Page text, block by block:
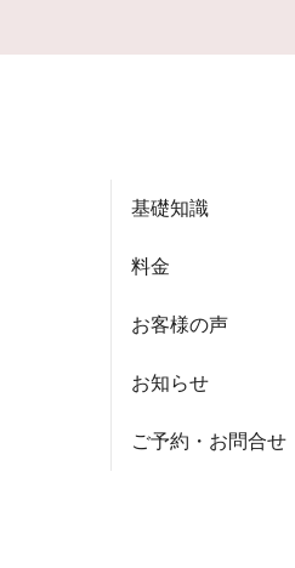
基礎知識
料金
お客様の声
お知らせ
ご予約・お問合せ